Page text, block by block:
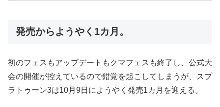
発売からようやく1カ月。
初のフェスもアップデートもクマフェスも終了し、公式大
会の開催が控えているので錯覚を起こしてしまうが、スプ
ラトゥーン3は10月9日にようやく発売1カ月を迎える。